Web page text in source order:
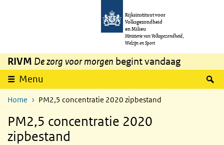
Overslaan en naar de inhoud gaan
Rijksinstituut voor
Volksgezondheid
en Milieu
Ministerie van Volksgezondheid,
Welzijn en Sport
RIVM De zorg voor morgen begint vandaag
Menu
Home PM2,5 concentratie 2020 zipbestand
PM2,5 concentratie 2020
zipbestand